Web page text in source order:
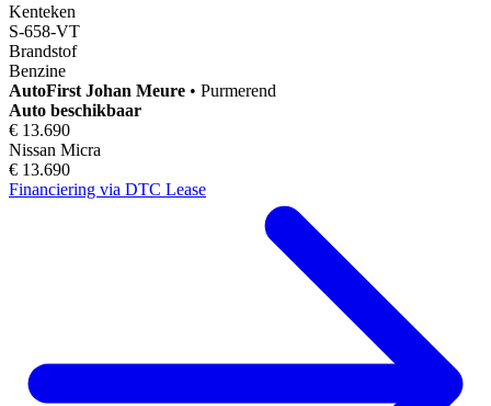
Kenteken
S-658-VT
Brandstof
Benzine
AutoFirst Johan Meure • Purmerend
Auto beschikbaar
€ 13.690
Nissan Micra
€ 13.690
Financiering via DTC Lease